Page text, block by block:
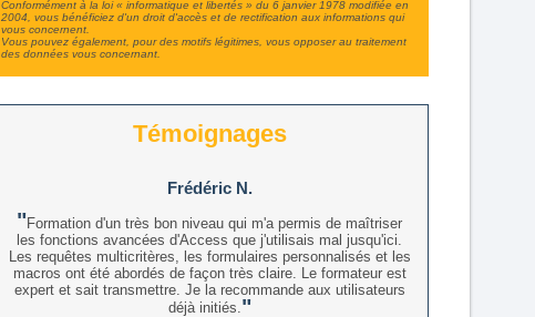
Conformément à la loi « informatique et libertés » du 6 janvier 1978 modifiée en
2004, vous bénéficiez d'un droit d'accès et de rectification aux informations qui
vous concernent.
Vous pouvez également, pour des motifs légitimes, vous opposer au traitement
des données vous concernant.
Témoignages
Frédéric N.
Formation d'un très bon niveau qui m'a permis de maîtriser
les fonctions avancées d'Access que j'utilisais mal jusqu'ici.
Les requêtes multicritères, les formulaires personnalisés et les
macros ont été abordés de façon très claire. Le formateur est
expert et sait transmettre. Je la recommande aux utilisateurs
déjà initiés.